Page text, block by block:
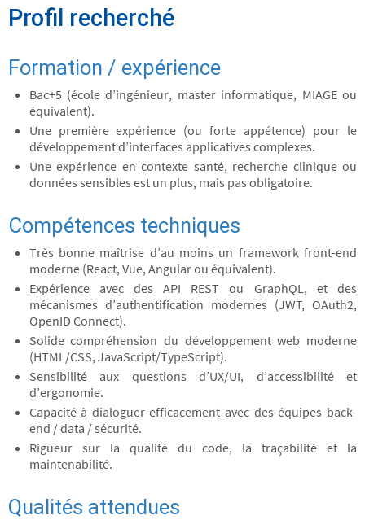
Profil recherché
Formation / expérience
Bac+5 (école d’ingénieur, master informatique, MIAGE ou
équivalent).
Une première expérience (ou forte appétence) pour le
développement d’interfaces applicatives complexes.
Une expérience en contexte santé, recherche clinique ou
données sensibles est un plus, mais pas obligatoire.
Compétences techniques
Très bonne maîtrise d’au moins un framework front-end
moderne (React, Vue, Angular ou équivalent).
Expérience avec des API REST ou GraphQL, et des
mécanismes d’authentification modernes (JWT, OAuth2,
OpenID Connect).
Solide compréhension du développement web moderne
(HTML/CSS, JavaScript/TypeScript).
Sensibilité aux questions d’UX/UI, d’accessibilité et
d’ergonomie.
Capacité à dialoguer efficacement avec des équipes back-
end / data / sécurité.
Rigueur sur la qualité du code, la traçabilité et la
maintenabilité.
Qualités attendues